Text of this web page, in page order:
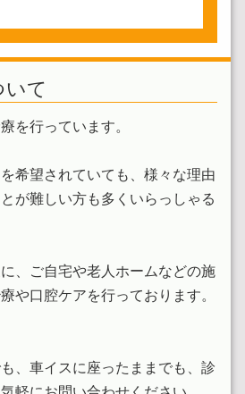
いて
を行っています。
希望されていても、様々な理由
が難しい方も多くいらっしゃる
、ご自宅や老人ホームなどの施
や口腔ケアを行っております。
、車イスに座ったままでも、診